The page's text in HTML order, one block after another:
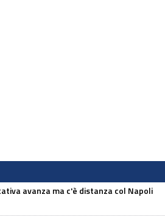
avanza ma c'è distanza col Napoli